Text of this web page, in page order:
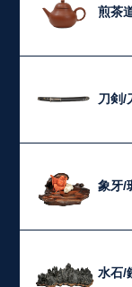
煎茶
刀剣/
象牙/
水石/